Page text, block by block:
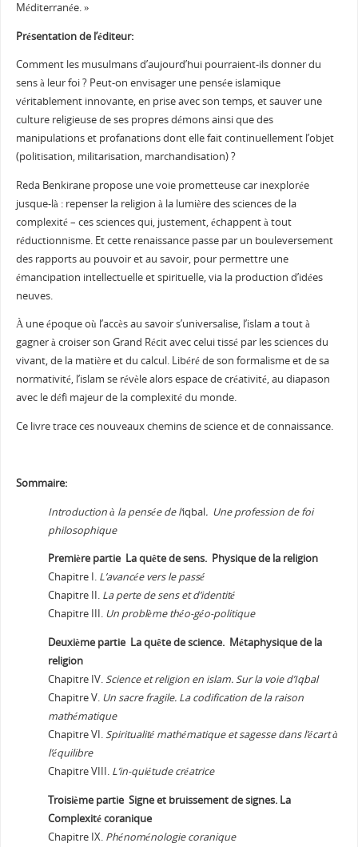
Méditerranée. »
Présentation de l’éditeur:
Comment les musulmans d’aujourd’hui pourraient-ils donner du
sens à leur foi ? Peut-on envisager une pensée islamique
véritablement innovante, en prise avec son temps, et sauver une
culture religieuse de ses propres démons ainsi que des
manipulations et profanations dont elle fait continuellement l’objet
(politisation, militarisation, marchandisation) ?
Reda Benkirane propose une voie prometteuse car inexplorée
jusque-là : repenser la religion à la lumière des sciences de la
complexité – ces sciences qui, justement, échappent à tout
réductionnisme. Et cette renaissance passe par un bouleversement
des rapports au pouvoir et au savoir, pour permettre une
émancipation intellectuelle et spirituelle, via la production d’idées
neuves.
À une époque où l’accès au savoir s’universalise, l’islam a tout à
gagner à croiser son Grand Récit avec celui tissé par les sciences du
vivant, de la matière et du calcul. Libéré de son formalisme et de sa
normativité, l’islam se révèle alors espace de créativité, au diapason
avec le défi majeur de la complexité du monde.
Ce livre trace ces nouveaux chemins de science et de connaissance.
Sommaire:
Introduction à la pensée de l’iqbal. Une profession de foi
philosophique
Première partie La quête de sens. Physique de la religion
Chapitre I. L’avancée vers le passé
Chapitre II. La perte de sens et d’identité
Chapitre III. Un problème théo-géo-politique
Deuxième partie La quête de science. Métaphysique de la
religion
Chapitre IV.Science et religion en islam. Sur la voie d’Iqbal
Chapitre V. Un sacre fragile. La codification de la raison
mathématique
Chapitre VI.Spiritualité mathématique et sagesse dans l’écart à
l’équilibre
Chapitre VIII. L’in-quiétude créatrice
Troisième partie Signe et bruissement de signes. La
Complexité coranique
Chapitre IX. Phénoménologie coranique